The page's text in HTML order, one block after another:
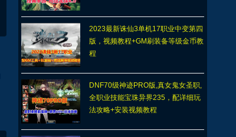
2023最新诛仙3单机17职业中变第四
版，视频教程+GM刷装备等级金币教
程
DNF70级神迹PRO版,真女鬼女圣职,
全职业技能宝珠异界235，配详细玩
法攻略+安装视频教程